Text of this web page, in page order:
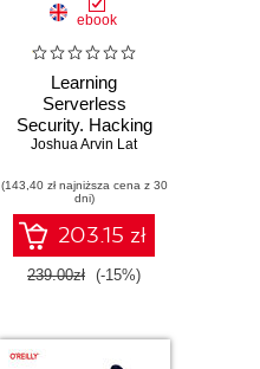
ebook
Learning
Serverless
Security. Hacking
and Securing
Applications on
AWS, Azure, and
Google Cloud
Joshua Arvin Lat
(143,40 zł najniższa cena z 30
dni)
203.15 zł
239.00zł (-15%)